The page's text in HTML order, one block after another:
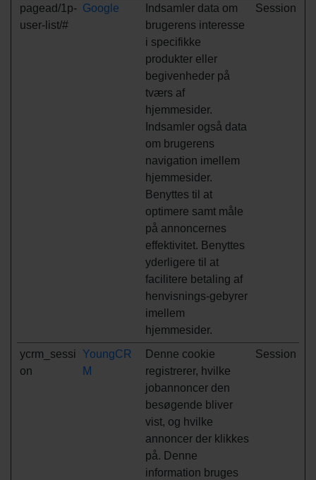
pagead/1p-
user-list/#
Google
Indsamler data om
brugerens interesse
i specifikke
produkter eller
begivenheder på
tværs af
hjemmesider.
Indsamler også data
om brugerens
navigation imellem
hjemmesider.
Benyttes til at
optimere samt måle
på annoncernes
effektivitet. Benyttes
yderligere til at
facilitere betaling af
henvisnings-gebyrer
imellem
hjemmesider.
Session
ycrm_sessi
on
YoungCR
M
Denne cookie
registrerer, hvilke
jobannoncer den
besøgende bliver
vist, og hvilke
annoncer der klikkes
på. Denne
information bruges
Session